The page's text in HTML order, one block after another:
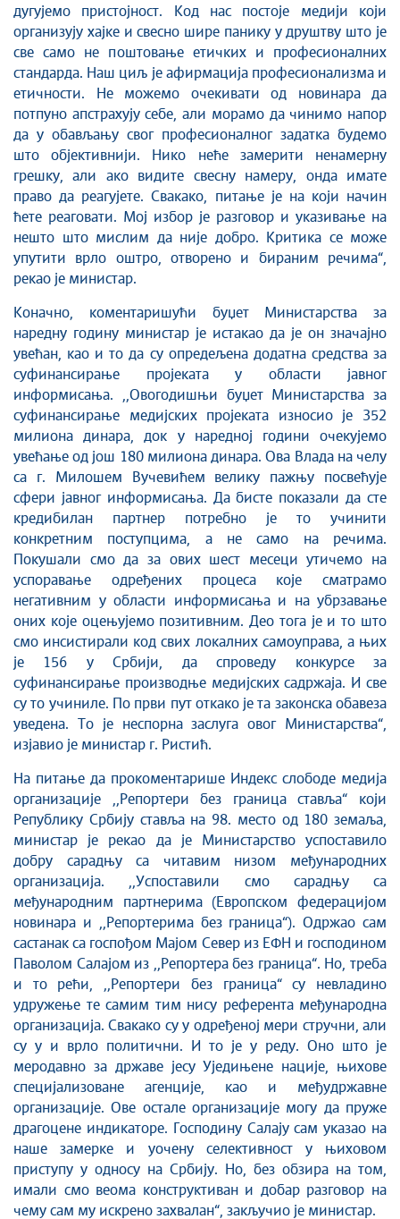
дугујемо пристојност. Код нас постоје медији који
организују хајке и свесно шире панику у друштву што је
све само не поштовање етичких и професионалних
стандарда. Наш циљ је афирмација професионализма и
етичности. Не можемо очекивати од новинара да
потпуно апстрахују себе, али морамо да чинимо напор
да у обављању свог професионалног задатка будемо
што објективнији. Нико неће замерити ненамерну
грешку, али ако видите свесну намеру, онда имате
право да реагујете. Свакако, питање је на који начин
ћете реаговати. Мој избор је разговор и указивање на
нешто што мислим да није добро. Критика се може
упутити врло оштро, отворено и бираним речима“,
рекао је министар.
Коначно, коментаришући буџет Министарства за
наредну годину министар је истакао да је он значајно
увећан, као и то да су опредељена додатна средства за
суфинансирање пројеката у области јавног
информисања. ,,Овогодишњи буџет Министарства за
суфинансирање медијских пројеката износио је 352
милиона динара, док у наредној години очекујемо
увећање од још 180 милиона динара. Ова Влада на челу
са г. Милошем Вучевићем велику пажњу посвећује
сфери јавног информисања. Да бисте показали да сте
кредибилан партнер потребно је то учинити
конкретним поступцима, а не само на речима.
Покушали смо да за ових шест месеци утичемо на
успоравање одређених процеса које сматрамо
негативним у области информисања и на убрзавање
оних које оцењујемо позитивним. Део тога је и то што
смо инсистирали код свих локалних самоуправа, а њих
је 156 у Србији, да спроведу конкурсе за
суфинансирање производње медијских садржаја. И све
су то учиниле. По први пут откако је та законска обавеза
уведена. То је неспорна заслуга овог Министарства“,
изјавио је министар г. Ристић.
На питање да прокоментарише Индекс слободе медија
организације ,,Репортери без граница ставља“ који
Републику Србију ставља на 98. место од 180 земаља,
министар је рекао да је Министарство успоставило
добру сарадњу са читавим низом међународних
организација. ,,Успоставили смо сарадњу са
међународним партнерима (Европском федерацијом
новинара и ,,Репортерима без граница“). Одржао сам
састанак са госпођом Мајом Север из ЕФН и господином
Паволом Салајом из ,,Репортера без граница“. Но, треба
и то рећи, ,,Репортери без граница“ су невладино
удружење те самим тим нису референта међународна
организација. Свакако су у одређеној мери стручни, али
су у и врло политични. И то је у реду. Оно што је
меродавно за државе јесу Уједињене нације, њихове
специјализоване агенције, као и међудржавне
организације. Ове остале организације могу да пруже
драгоцене индикаторе. Господину Салају сам указао на
наше замерке и уочену селективност у њиховом
приступу у односу на Србију. Но, без обзира на том,
имали смо веома конструктиван и добар разговор на
чему сам му искрено захвалан“, закључио је министар.